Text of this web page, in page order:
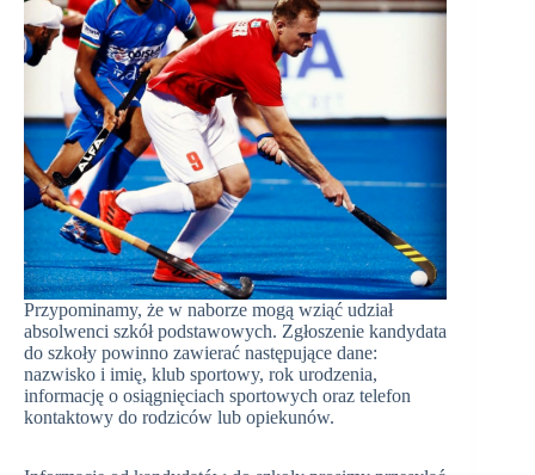
Przypominamy, że w naborze mogą wziąć udział
absolwenci szkół podstawowych. Zgłoszenie kandydata
do szkoły powinno zawierać następujące dane:
nazwisko i imię, klub sportowy, rok urodzenia,
informację o osiągnięciach sportowych oraz telefon
kontaktowy do rodziców lub opiekunów.